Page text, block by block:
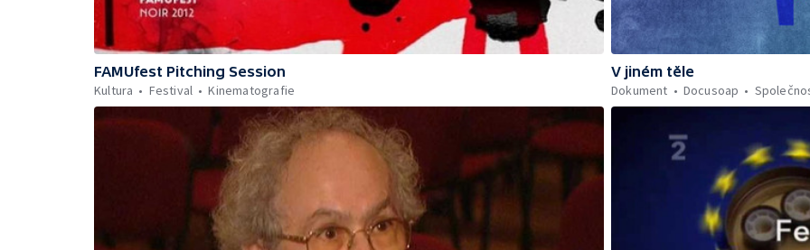
FAMUfest Pitching Session
Kultura
Festival Kinematografie
V jiném těle
Dokument
Docusoap